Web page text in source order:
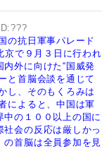
の抗日軍事パレード
で９月３日に行われ
外に向けた“国威発
と首脳会談を通じて
し、そのもくろみは
によると、中国は軍
の１００以上の国に
会の反応は厳しかっ
の首脳は全員参加を見